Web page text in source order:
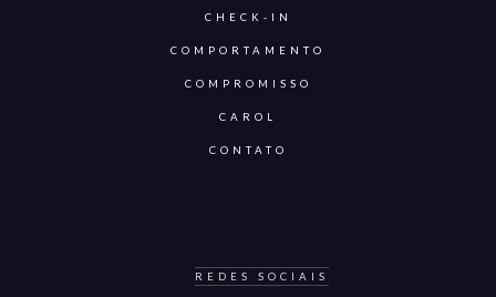
CHECK-IN
COMPORTAMENTO
COMPROMISSO
CAROL
CONTATO
REDES SOCIAIS